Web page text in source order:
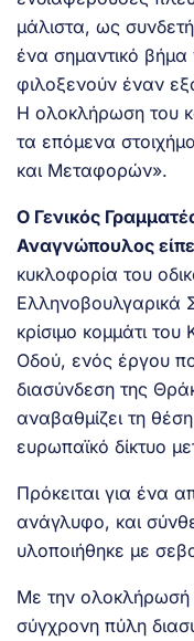
μάλιστα, ως
ένα σημαντικό
φιλοξενούν έναν
Η ολοκλήρωση του
τα επόμενα
και Μεταφορών».
Ο Γενικός
Αναγνώπουλος
κυκλοφορία του
Ελληνοβουλγαρικά
κρίσιμο κομμάτι
Οδού, ενός έργου
διασύνδεση της
αναβαθμίζει τη
ευρωπαϊκό δίκτυο
Πρόκειται για ένα
ανάγλυφο, και
υλοποιήθηκε με
Με την ολοκλήρωσή
σύγχρονη πύλη